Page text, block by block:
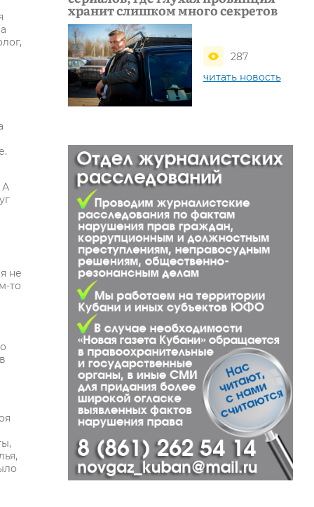
А
не
то
хранит слишком много секретов
287
читать новость